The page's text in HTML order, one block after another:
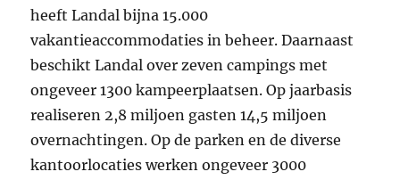
heeft Landal bijna 15.000
vakantieaccommodaties in beheer. Daarnaast
beschikt Landal over zeven campings met
ongeveer 1300 kampeerplaatsen. Op jaarbasis
realiseren 2,8 miljoen gasten 14,5 miljoen
overnachtingen. Op de parken en de diverse
kantoorlocaties werken ongeveer 3000